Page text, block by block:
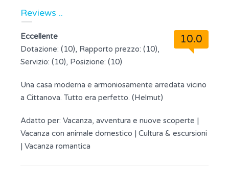
Reviews ..
10.0
Eccellente
Dotazione: (10), Rapporto prezzo: (10),
Servizio: (10), Posizione: (10)
Una casa moderna e armoniosamente arredata vicino
a Cittanova. Tutto era perfetto. (Helmut)
Adatto per: Vacanza, avventura e nuove scoperte |
Vacanza con animale domestico | Cultura & escursioni
| Vacanza romantica